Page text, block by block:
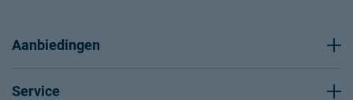
Aanbiedingen
Service